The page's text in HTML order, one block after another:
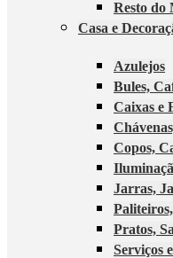
Resto do
Casa e
Azulejos
Bules,
Caixas e
Copos,
Jarras,
Pratos,
Serviços